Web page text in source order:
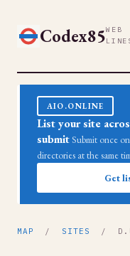
Codex85WEB
AIO.ONLINE
List your site
submit Submit once
directories at the same
Get
MAP / SITES /